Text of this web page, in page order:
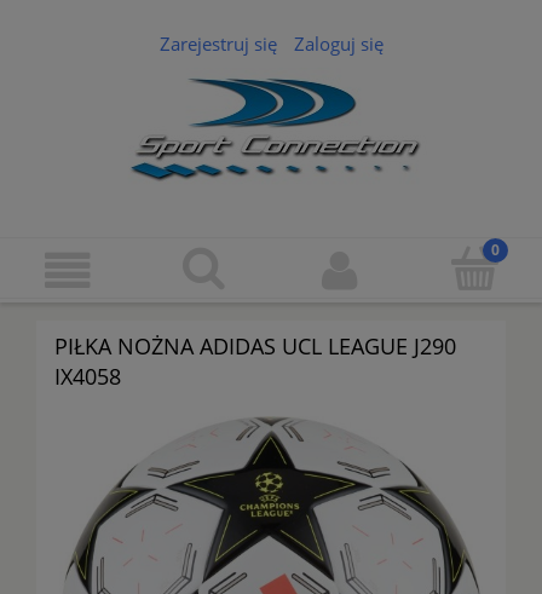
Zarejestruj się Zaloguj się
PIŁKA NOŻNA ADIDAS UCL LEAGUE J290
IX4058